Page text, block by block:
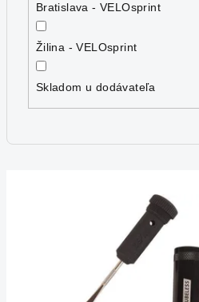
Bratislava - VELOsprint
Žilina - VELOsprint
Skladom u dodávateľa